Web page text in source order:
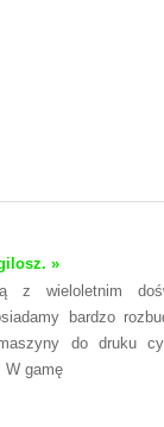
»
z wieloletnim
bardzo
do druku
W gamę